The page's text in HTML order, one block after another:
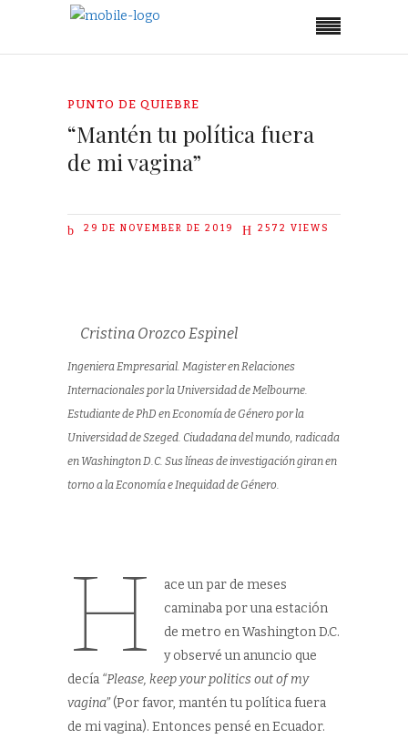
PUNTO DE QUIEBRE
“Mantén tu política fuera
de mi vagina”
29 DE NOVEMBER DE 2019 2572 VIEWS
Cristina Orozco Espinel
Ingeniera Empresarial. Magister en Relaciones
Internacionales por la Universidad de Melbourne.
Estudiante de PhD en Economía de Género por la
Universidad de Szeged. Ciudadana del mundo, radicada
en Washington D.C. Sus líneas de investigación giran en
torno a la Economía e Inequidad de Género.
H
ace un par de meses
caminaba por una estación
de metro en Washington D.C.
y observé un anuncio que
decía “Please, keep your politics out of my
vagina”(Por favor, mantén tu política fuera
de mi vagina). Entonces pensé en Ecuador.